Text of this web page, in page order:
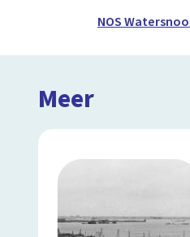
NOS
Meer